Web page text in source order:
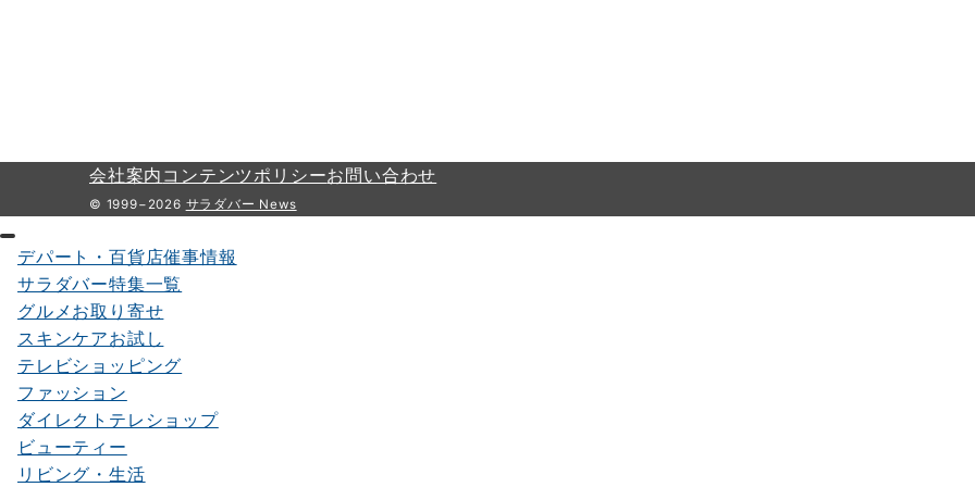
会社案内 コンテンツポリシーお問い合わせ
© 1999−2026 サラダバー News
デパート・百貨店催事情報
サラダバー特集一覧
グルメお取り寄せ
スキンケアお試し
テレビショッピング
ファッション
ダイレクトテレショップ
ビューティー
リビング・生活